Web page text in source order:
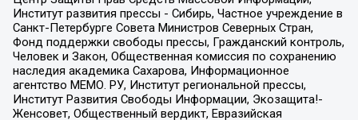
Институт развития прессы - Сибирь, Частное учреждение в
Санкт-Петербурге Совета Министров Северных Стран,
Фонд поддержки свободы прессы, Гражданский контроль,
Человек и Закон, Общественная комиссия по сохранению
наследия академика Сахарова, Информационное
агентство МЕМО. РУ, Институт региональной прессы,
Институт Развития Свободы Информации, Экозащита!-
Женсовет, Общественный вердикт, Евразийская